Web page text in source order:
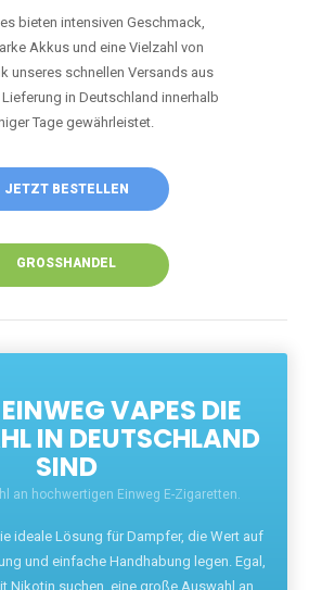
bieten intensiven Geschmack,
Akkus und eine Vielzahl von
unseres schnellen Versands aus
in Deutschland innerhalb
Tage gewährleistet.
JETZT BESTELLEN
GROSSHANDEL
VAPES DIE
IN DEUTSCHLAND
SIND
an hochwertigen Einweg E-Zigaretten.
ideale Lösung für Dampfer, die Wert auf
und einfache Handhabung legen. Egal,
Nikotin suchen, eine große Auswahl an